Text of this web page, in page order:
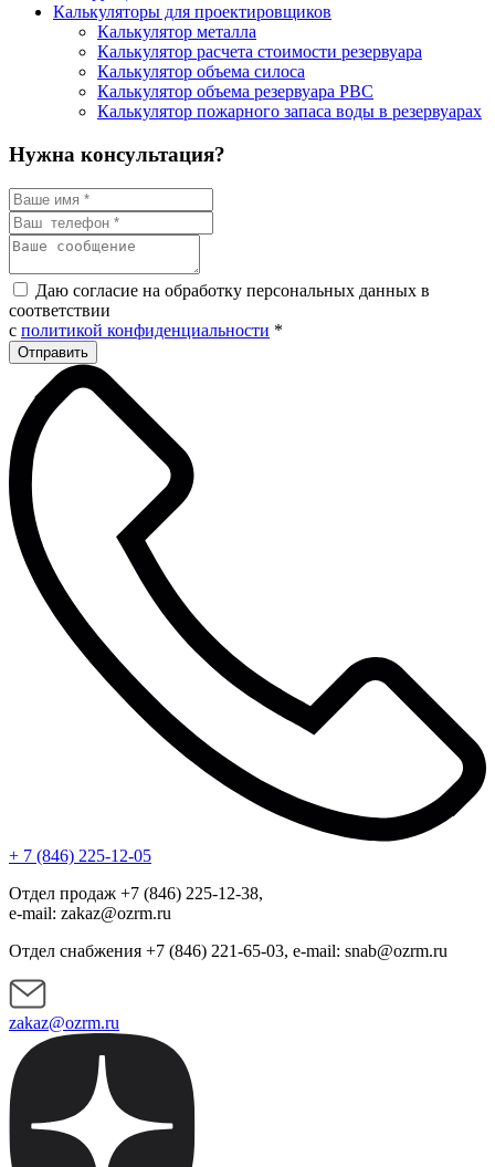
Калькуляторы для проектировщиков
Калькулятор металла
Калькулятор расчета стоимости резервуара
Калькулятор объема силоса
Калькулятор объема резервуара РВС
Калькулятор пожарного запаса воды в резервуарах
Нужна консультация?
Даю согласие на обработку персональных данных в
соответствии
с политикой конфиденциальности *
+ 7 (846) 225-12-05
Отдел продаж +7 (846) 225-12-38,
e-mail: zakaz@ozrm.ru
Отдел снабжения +7 (846) 221-65-03, e-mail: snab@ozrm.ru
zakaz@ozrm.ru